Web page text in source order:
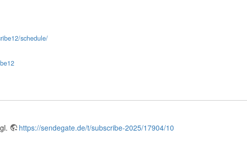
schedule/
https://sendegate.de/t/subscribe-2025/17904/10